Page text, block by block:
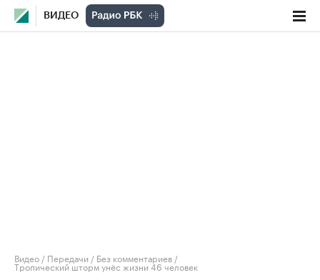
ВИДЕО
Видео / Передачи / Без комментариев /
Тропический шторм унёс жизни 46 человек